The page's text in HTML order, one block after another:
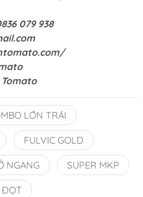
079 938
Tomato
LỚN TRÁI
FULVIC GOLD
NGANG SUPER MKP
ĐỌT